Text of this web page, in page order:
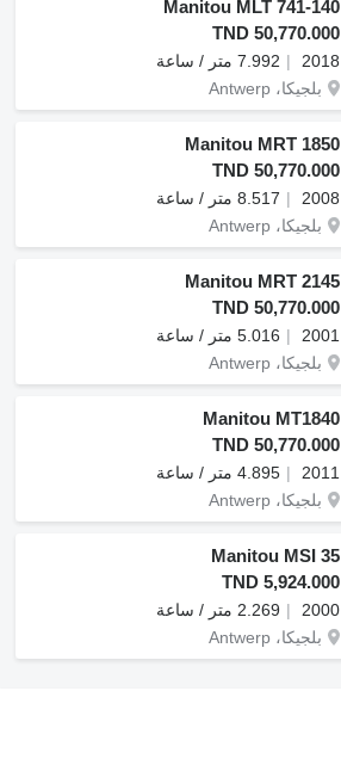
Manitou MLT 741-140
TND 50,770.000
2018
7.992 متر / ساعة
بلجيكا، Antwerp
Manitou MRT 1850
TND 50,770.000
2008
8.517 متر / ساعة
بلجيكا، Antwerp
Manitou MRT 2145
TND 50,770.000
2001
5.016 متر / ساعة
بلجيكا، Antwerp
Manitou MT1840
TND 50,770.000
2011
4.895 متر / ساعة
بلجيكا، Antwerp
Manitou MSI 35
TND 5,924.000
2000
2.269 متر / ساعة
بلجيكا، Antwerp